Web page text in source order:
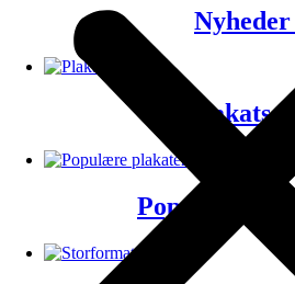
Nyheder
Plakatsæt
Populære